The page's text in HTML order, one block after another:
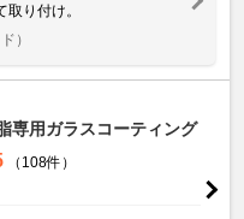
り付け。
）
専用ガラスコーティング
（108件）